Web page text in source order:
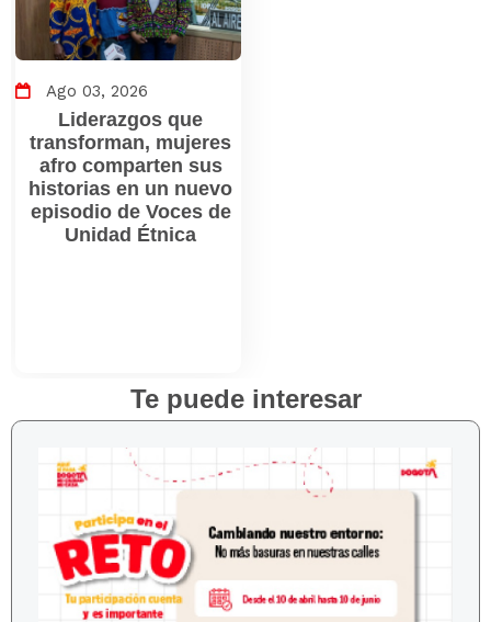
Ago 03, 2026
Liderazgos que
transforman, mujeres
afro comparten sus
historias en un nuevo
episodio de Voces de
Unidad Étnica
Te puede interesar